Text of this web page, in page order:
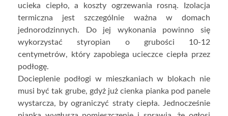
ucieka ciepło, a koszty ogrzewania rosną. Izolacja
termiczna jest szczególnie ważna w domach
jednorodzinnych. Do jej wykonania powinno się
wykorzystać styropian o grubości 10-12
centymetrów, który zapobiega ucieczce ciepła przez
podłogę.
Docieplenie podłogi w mieszkaniach w blokach nie
musi być tak grube, gdyż już cienka pianka pod panele
wystarcza, by ograniczyć straty ciepła. Jednocześnie